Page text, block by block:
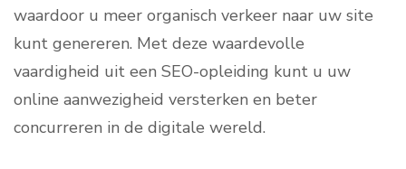
waardoor u meer organisch verkeer naar uw site
kunt genereren. Met deze waardevolle
vaardigheid uit een SEO-opleiding kunt u uw
online aanwezigheid versterken en beter
concurreren in de digitale wereld.